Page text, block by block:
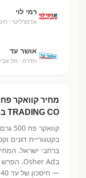
רמי לוי
אדמרליטי ·
אושר עד
חדרה · תל
מחיר קוואקר פח 500 גרם
TRADING CO
קוואקר פח 500 גרם
בקטגוריית דגנים
ברחבי ישראל.
בOsher Ad.
— חיסכון של עד ₪4.40.